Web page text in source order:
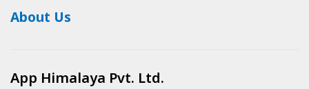
About Us
App Himalaya Pvt. Ltd.